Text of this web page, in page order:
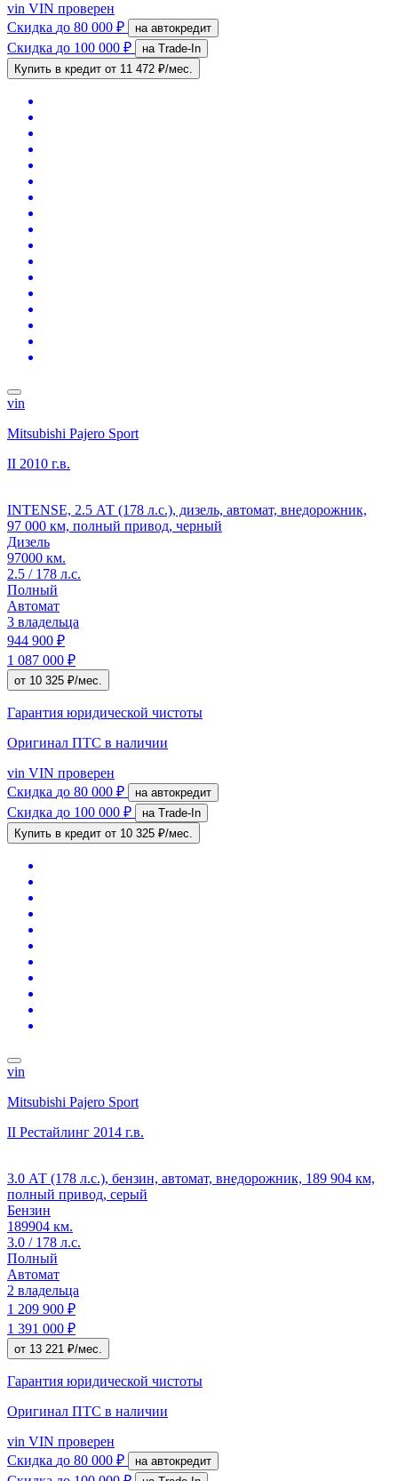
vin VIN проверен
Скидка до 80 000 ₽ на автокредит
Скидка до 100 000 ₽
на Trade-In
Купить в кредит от 11 472 ₽/мес.
vin
Mitsubishi Pajero Sport
II 2010 г.в.
INTENSE, 2.5 АТ (178 л.с.), дизель, автомат, внедорожник,
97 000 км, полный привод, черный
Дизель
97000 км.
2.5 / 178 л.с.
Полный
Автомат
3 владельца
944 900 ₽
1 087 000 ₽
от 10 325 ₽/мес.
Гарантия юридической чистоты
Оригинал ПТС в наличии
vin VIN проверен
Скидка до 80 000 ₽ на автокредит
Скидка до 100 000 ₽
на Trade-In
Купить в кредит от 10 325 ₽/мес.
vin
Mitsubishi Pajero Sport
II Рестайлинг 2014 г.в.
3.0 АТ (178 л.с.), бензин, автомат, внедорожник, 189 904 км,
полный привод, серый
Бензин
189904 км.
3.0 / 178 л.с.
Полный
Автомат
2 владельца
1 209 900 ₽
1 391 000 ₽
от 13 221 ₽/мес.
Гарантия юридической чистоты
Оригинал ПТС в наличии
vin VIN проверен
Скидка до 80 000 ₽ на автокредит